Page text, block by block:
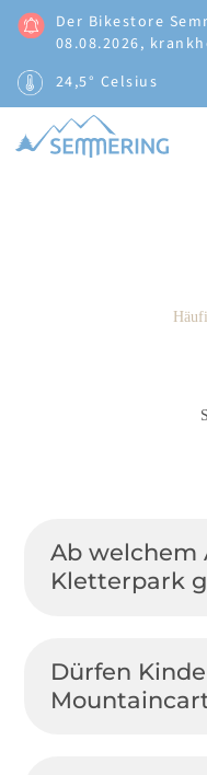
Der Bikestore
08.08.2026,
24,5° Celsius
Ab welchem
Kletterpark
Dürfen